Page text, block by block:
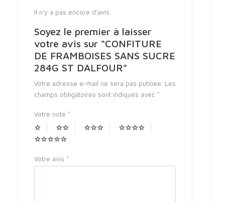
Il n’y a pas encore d’avis.
Soyez le premier à laisser
votre avis sur “CONFITURE
DE FRAMBOISES SANS SUCRE
284G ST DALFOUR”
Votre adresse e-mail ne sera pas publiée. Les
champs obligatoires sont indiqués avec *
Votre note *
Votre avis *